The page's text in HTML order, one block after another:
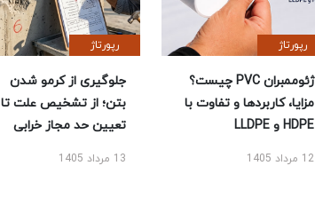
رپورتاژ
ژئوممبران PVC چیست؟
مزایا، کاربردها و تفاوت با
HDPE و LLDPE
12 مرداد 1405
رپورتاژ
جلوگیری از کرمو شدن
بتن؛ از تشخیص علت تا
تعیین حد مجاز خرابی
13 مرداد 1405